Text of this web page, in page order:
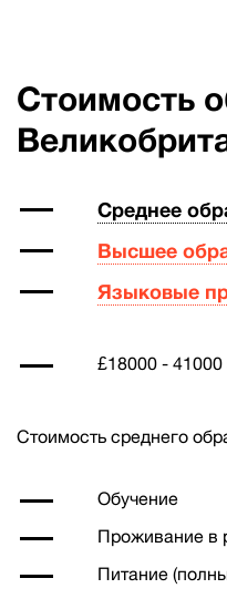
Стоимость
Среднее
Высшее
Языковые
£18000 - 41000
Стоимость среднего
Обучение
Проживание в
Питание